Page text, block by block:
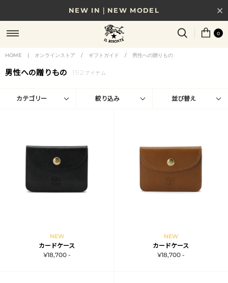
NEW IN｜NEW MODEL
8/17(月)10時まで｜税込11,000円以上で送料無料
贈る相手やシーンから選べる、新しいギフトガイド
NEW IN｜COLOR LEATHER
0
HOME | オンラインストア / ギフトガイド / 男性への贈りもの
男性への贈りもの 192 アイテム
カテゴリー 絞り込み 並び替え
NEW
カードケース
¥18,700 -
NEW
カードケース
¥18,700 -